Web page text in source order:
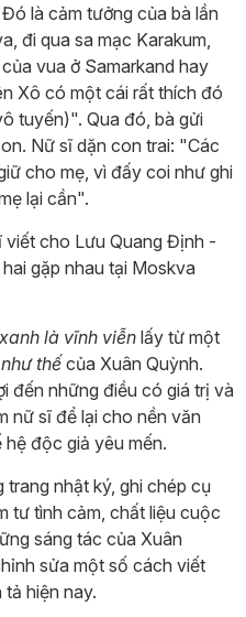
là cảm tưởng của bà lần
đi qua sa mạc Karakum,
vua ở Samarkand hay
Xô có một cái rất thích đó
tuyến)". Qua đó, bà gửi
Nữ sĩ dặn con trai: "Các
cho mẹ, vì đấy coi như ghi
lại cần".
viết cho Lưu Quang Định -
gặp nhau tại Moskva
là vĩnh viễnlấy từ một
thếcủa Xuân Quỳnh.
đến những điều có giá trị và
nữ sĩ để lại cho nền văn
độc giả yêu mến.
nhật ký, ghi chép cụ
tư tình cảm, chất liệu cuộc
sáng tác của Xuân
sửa một số cách viết
hiện nay.